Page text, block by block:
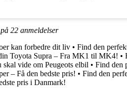
22 anmeldelser
kan forbedre dit liv • Find den
Toyota Supra – Fra MK1 til MK4! •
skal vide om Peugeots elbil • Find den
– Få den bedste pris! • Find den
pris i Danmark!